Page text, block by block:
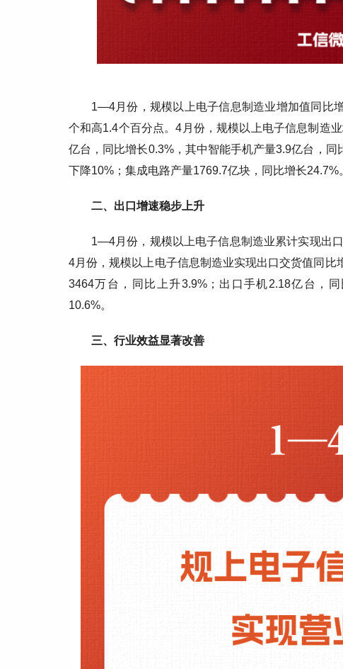
1—4月份，规模以上电子信息制造业增加值同比
个和高1.4个百分点。4月份，规模以上电子信息制造
亿台，同比增长0.3%，其中智能手机产量3.9亿台，
下降10%；集成电路产量1769.7亿块，同比增长24.7%
二、出口增速稳步上升
1—4月份，规模以上电子信息制造业累计实现出
4月份，规模以上电子信息制造业实现出口交货值同
3464万台，同比上升3.9%；出口手机2.18亿台，
10.6%。
三、行业效益显著改善